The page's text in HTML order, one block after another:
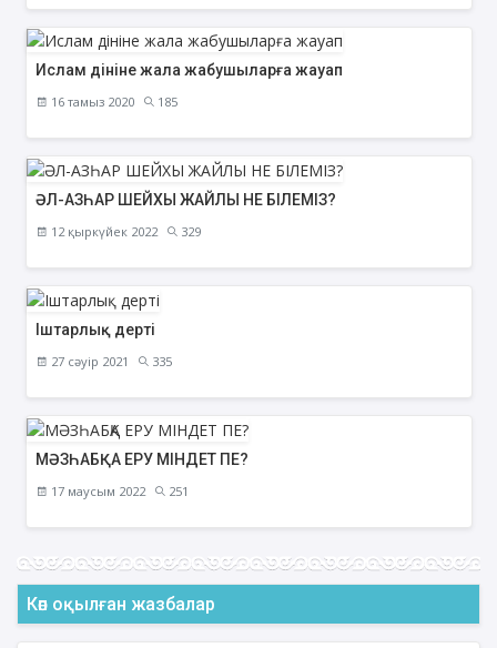
Ислам дініне жала жабушыларға жауап
16 тамыз 2020 185
ӘЛ-АЗҺАР ШЕЙХЫ ЖАЙЛЫ НЕ БІЛЕМІЗ?
12 қыркүйек 2022 329
Іштарлық дерті
27 сәуір 2021 335
МӘЗҺАБҚА ЕРУ МІНДЕТ ПЕ?
17 маусым 2022 251
Көп оқылған жазбалар